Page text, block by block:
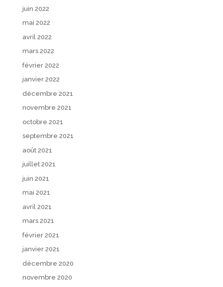
juin 2022
mai 2022
avril 2022
mars 2022
février 2022
janvier 2022
décembre 2021
novembre 2021
octobre 2021
septembre 2021
août 2021
juillet 2021
juin 2021
mai 2021
avril 2021
mars 2021
février 2021
janvier 2021
décembre 2020
novembre 2020